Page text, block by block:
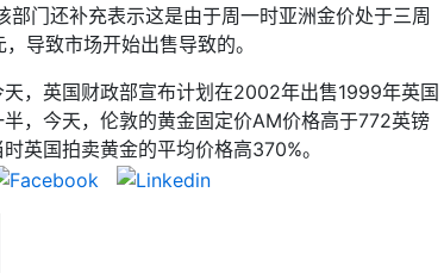
部门还补充表示这是由于周一时亚洲金价处于三周
导致市场开始出售导致的。
，英国财政部宣布计划在2002年出售1999年英国
，今天，伦敦的黄金固定价AM价格高于772英镑
英国拍卖黄金的平均价格高370%。